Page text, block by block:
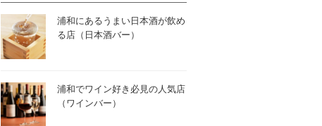
浦和にあるうまい日本酒が飲め
る店（日本酒バー）
浦和でワイン好き必見の人気店
（ワインバー）